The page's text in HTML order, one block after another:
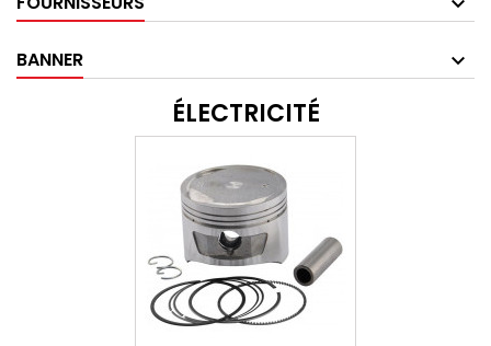
BANNER
ÉLECTRICITÉ